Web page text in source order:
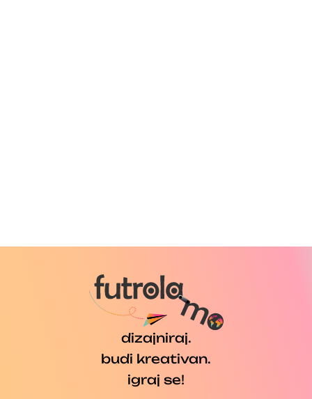
dizajniraj.
budi kreativan.
igraj se!